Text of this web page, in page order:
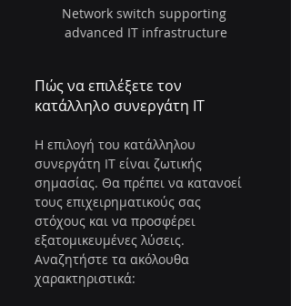
Network switch supporting
advanced IT infrastructure
Πώς να επιλέξετε τον
κατάλληλο συνεργάτη IT
Η επιλογή του κατάλληλου
συνεργάτη IT είναι ζωτικής
σημασίας. Θα πρέπει να κατανοεί
τους επιχειρηματικούς σας
στόχους και να προσφέρει
εξατομικευμένες λύσεις.
Αναζητήστε τα ακόλουθα
χαρακτηριστικά: